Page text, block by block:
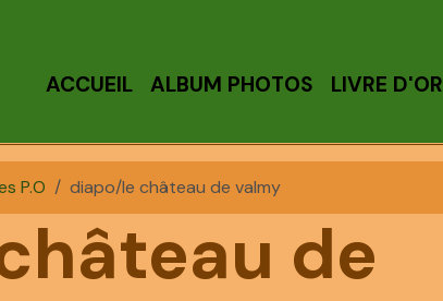
ACCUEIL ALBUM PHOTOS LIVRE D'OR
P.O diapo/le château de valmy
de